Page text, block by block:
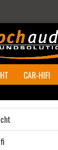
CAR-HIFI